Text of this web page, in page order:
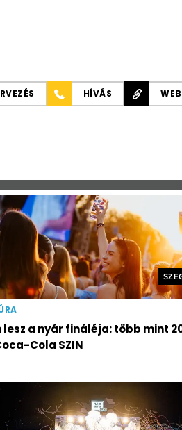
HÍVÁS
lesz a nyár fináléja: több mint
Cola SZIN